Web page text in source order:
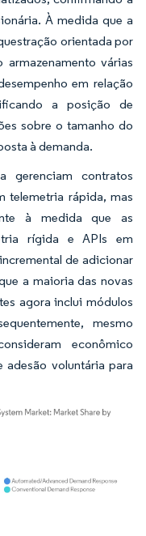
À medida que a
orientada por
várias
em relação
a posição de
sobre o tamanho do
à demanda.
gerenciam contratos
telemetria rápida, mas
à medida que as
rígida e APIs em
de adicionar
a maioria das novas
agora inclui módulos
mesmo
econômico
voluntária para